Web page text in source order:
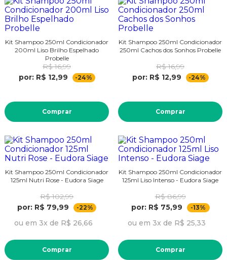
Kit Shampoo 250ml Condicionador
200ml Liso Brilho Espelhado
Probelle
R$ 16,99
por: R$ 12,99
-24%
Comprar
Kit Shampoo 250ml Condicionador
250ml Cachos dos Sonhos Probelle
R$ 16,99
por: R$ 12,99
-24%
Comprar
Kit Shampoo 250ml Condicionador
125ml Nutri Rose - Eudora Siage
R$ 102,99
por: R$ 79,99
-22%
ou em 3x de R$ 26,66
Comprar
Kit Shampoo 250ml Condicionador
125ml Liso Intenso - Eudora Siage
R$ 86,99
por: R$ 75,99
-13%
ou em 3x de R$ 25,33
Comprar